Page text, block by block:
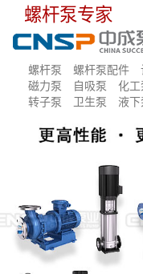
螺杆泵专家
螺杆泵 螺杆泵配件
磁力泵
自吸泵 化工
转子泵
卫生泵 液下